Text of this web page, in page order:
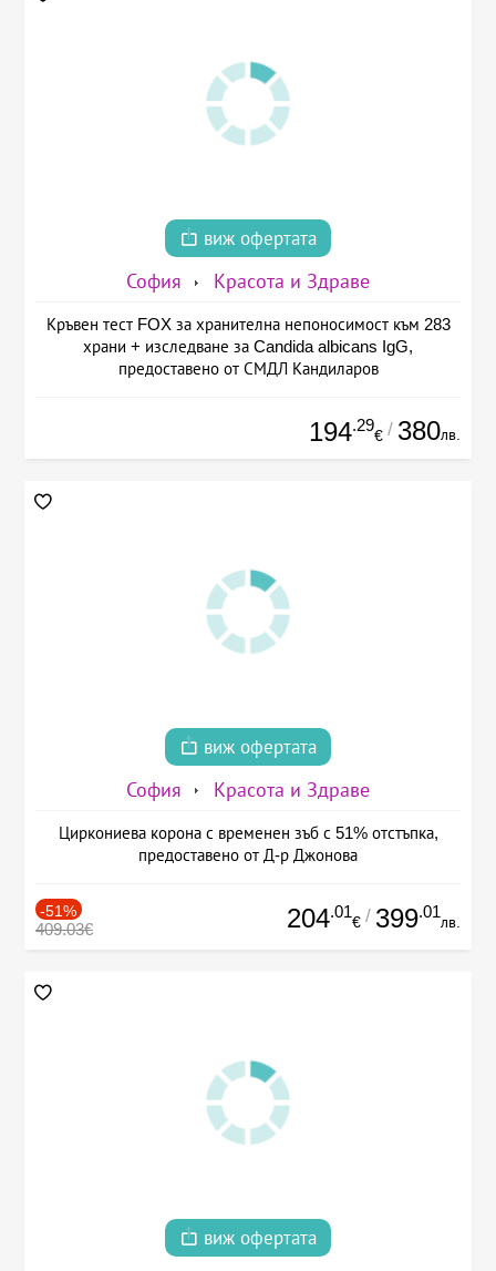
виж офертата
София Красота и Здраве
Кръвен тест FOX за хранителна непоносимост към 283
храни + изследване за Candida albicans IgG,
предоставено от СМДЛ Кандиларов
194.29
€ / 380лв.
виж офертата
София Красота и Здраве
Циркониева корона с временен зъб с 51% отстъпка,
предоставено от Д-р Джонова
-51%
409.03€ 204.01
€ / 399.01
лв.
виж офертата